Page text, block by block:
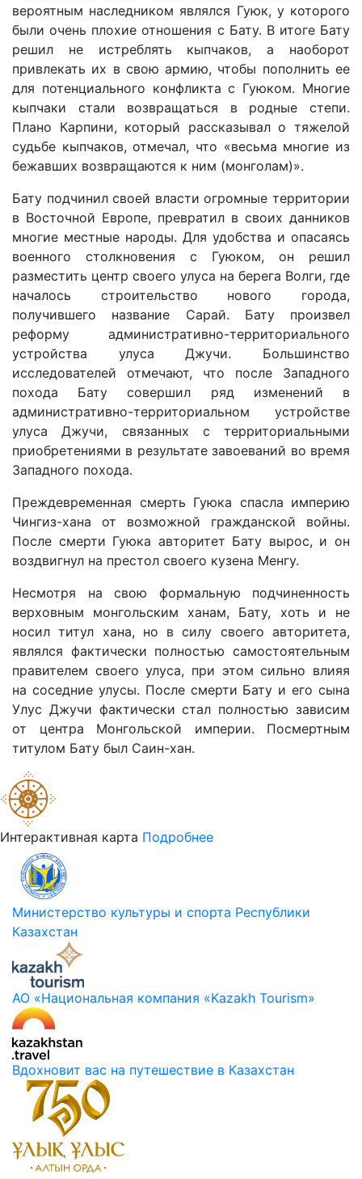
вероятным наследником являлся Гуюк, у которого
были очень плохие отношения с Бату. В итоге Бату
решил не истреблять кыпчаков, а наоборот
привлекать их в свою армию, чтобы пополнить ее
для потенциального конфликта с Гуюком. Многие
кыпчаки стали возвращаться в родные степи.
Плано Карпини, который рассказывал о тяжелой
судьбе кыпчаков, отмечал, что «весьма многие из
бежавших возвращаются к ним (монголам)».
Бату подчинил своей власти огромные территории
в Восточной Европе, превратил в своих данников
многие местные народы. Для удобства и опасаясь
военного столкновения с Гуюком, он решил
разместить центр своего улуса на берега Волги, где
началось строительство нового города,
получившего название Сарай. Бату произвел
реформу административно-территориального
устройства улуса Джучи. Большинство
исследователей отмечают, что после Западного
похода Бату совершил ряд изменений в
административно-территориальном устройстве
улуса Джучи, связанных с территориальными
приобретениями в результате завоеваний во время
Западного похода.
Преждевременная смерть Гуюка спасла империю
Чингиз-хана от возможной гражданской войны.
После смерти Гуюка авторитет Бату вырос, и он
воздвигнул на престол своего кузена Менгу.
Несмотря на свою формальную подчиненность
верховным монгольским ханам, Бату, хоть и не
носил титул хана, но в силу своего авторитета,
являлся фактически полностью самостоятельным
правителем своего улуса, при этом сильно влияя
на соседние улусы. После смерти Бату и его сына
Улус Джучи фактически стал полностью зависим
от центра Монгольской империи. Посмертным
титулом Бату был Саин-хан.
Интерактивная карта Подробнее
Министерство культуры и спорта Республики
Казахстан
АО «Национальная компания «Kazakh Tourism»
Вдохновит вас на путешествие в Казахстан